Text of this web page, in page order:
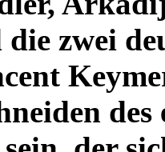
die zwei